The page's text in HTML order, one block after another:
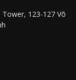
123-127 Võ